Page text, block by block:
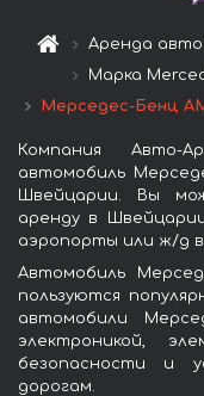
Аренда
Марка
Мерседес-Бенц
Компания Авто-
автомобиль
Швейцарии. Вы
аренду в
аэропорты или ж/д
Автомобиль
пользуются
автомобили
электроникой,
безопасности и
дорогам.